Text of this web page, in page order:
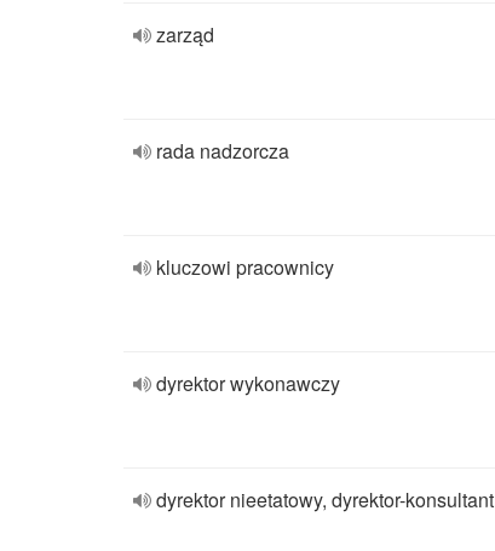
zarząd
rada nadzorcza
kluczowi pracownicy
dyrektor wykonawczy
dyrektor nieetatowy, dyrektor-konsultant